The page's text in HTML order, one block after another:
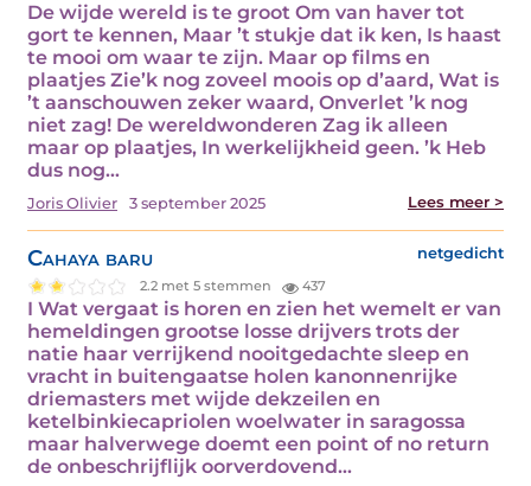
De wijde wereld is te groot Om van haver tot
gort te kennen, Maar ’t stukje dat ik ken, Is haast
te mooi om waar te zijn. Maar op films en
plaatjes Zie’k nog zoveel moois op d’aard, Wat is
’t aanschouwen zeker waard, Onverlet ’k nog
niet zag! De wereldwonderen Zag ik alleen
maar op plaatjes, In werkelijkheid geen. ’k Heb
dus nog…
Joris Olivier 3 september 2025 Lees meer >
Cahaya baru netgedicht
2.2 met 5 stemmen 437
I Wat vergaat is horen en zien het wemelt er van
hemeldingen grootse losse drijvers trots der
natie haar verrijkend nooitgedachte sleep en
vracht in buitengaatse holen kanonnenrijke
driemasters met wijde dekzeilen en
ketelbinkiecapriolen woelwater in saragossa
maar halverwege doemt een point of no return
de onbeschrijflijk oorverdovend…